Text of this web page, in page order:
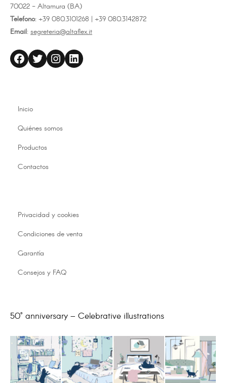
70022 - Altamura (BA)
Telefono: +39 080.3101268 | +39 080.3142872
Email: segreteria@altaflex.it
altaflex Twitter Instagram LinkedIn
Inicio
Quiénes somos
Productos
Contactos
Privacidad y cookies
Condiciones de venta
Garantía
Consejos y FAQ
50° anniversary – Celebrative illustrations